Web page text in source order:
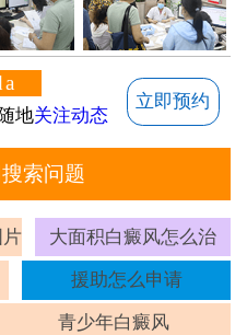
地关注动态
立即预约
索问题
片 大面积白癜风怎么治
援助怎么申请
青少年白癜风